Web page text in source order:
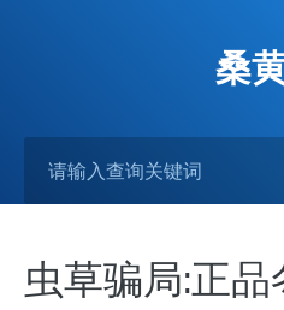
桑
虫草骗局:正